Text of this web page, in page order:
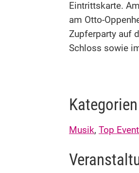
Eintrittskarte.
am Otto-
Zupferparty auf
Schloss sowie
Kategorien
Musik, Top